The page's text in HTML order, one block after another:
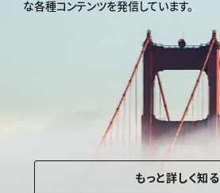
な各種コンテンツを発信しています。
もっと詳しく知る